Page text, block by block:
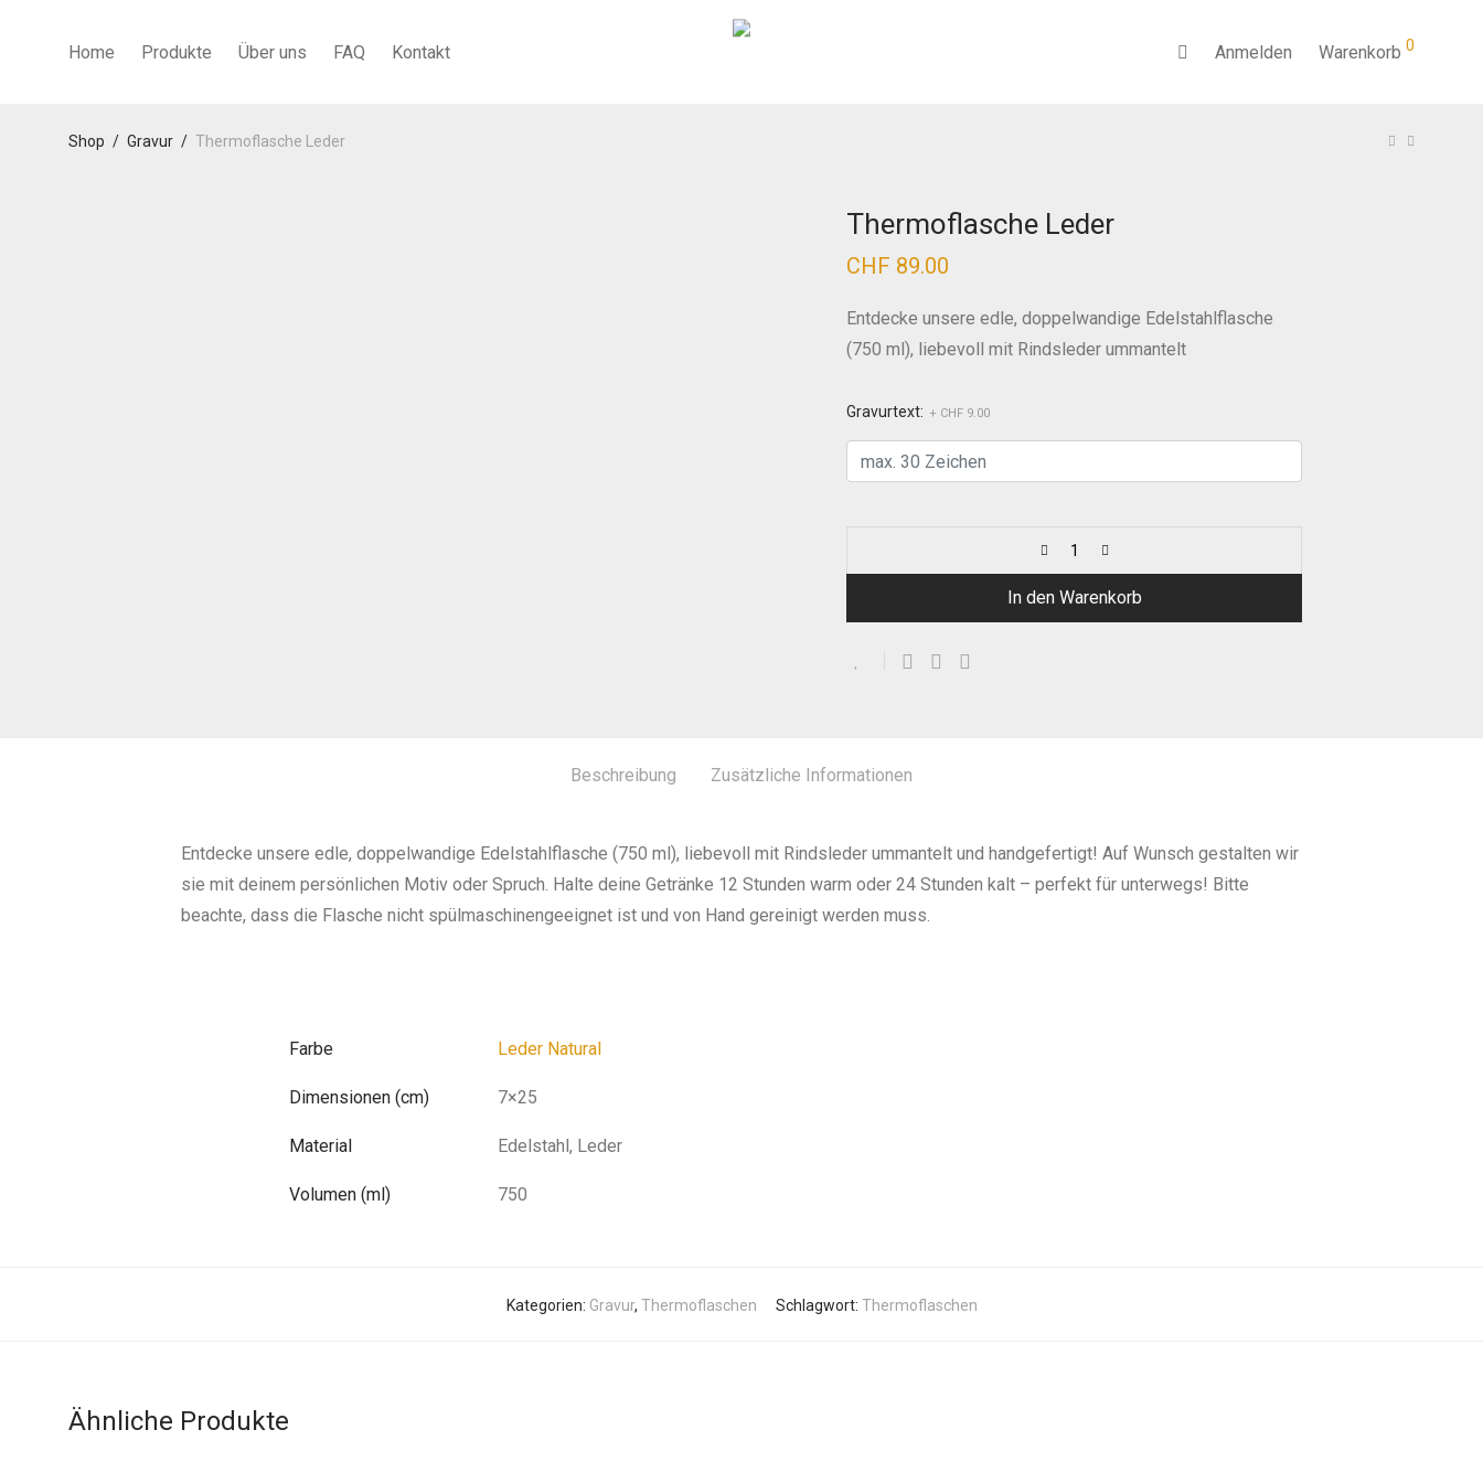
Home Produkte Über uns FAQ Kontakt Anmelden Warenkorb 0
Shop / Gravur / Thermoflasche Leder
Thermoflasche Leder
CHF 89.00
Entdecke unsere edle, doppelwandige Edelstahlflasche
(750 ml), liebevoll mit Rindsleder ummantelt
Gravurtext: + CHF 9.00
In den Warenkorb
Beschreibung Zusätzliche Informationen
Entdecke unsere edle, doppelwandige Edelstahlflasche (750 ml), liebevoll mit Rindsleder ummantelt und handgefertigt! Auf Wunsch gestalten wir
sie mit deinem persönlichen Motiv oder Spruch. Halte deine Getränke 12 Stunden warm oder 24 Stunden kalt – perfekt für unterwegs! Bitte
beachte, dass die Flasche nicht spülmaschinengeeignet ist und von Hand gereinigt werden muss.
Farbe Leder Natural
Dimensionen (cm) 7×25
Material Edelstahl, Leder
Volumen (ml) 750
Kategorien: Gravur, Thermoflaschen Schlagwort: Thermoflaschen
Ähnliche Produkte